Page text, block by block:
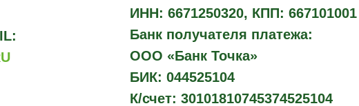
ИНН: 6671250320, КПП: 667101001
Банк получателя платежа:
ООО «Банк Точка»
БИК: 044525104
К/счет: 30101810745374525104